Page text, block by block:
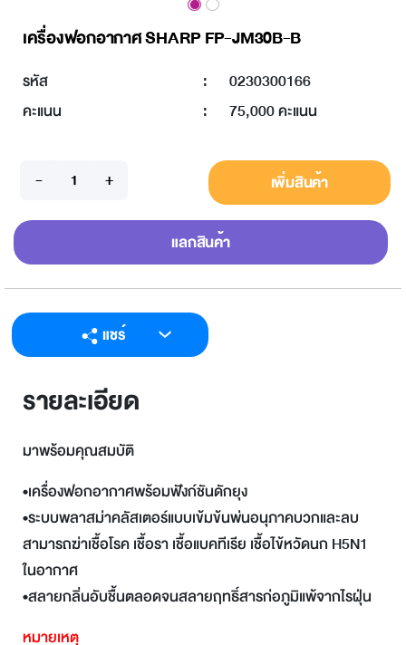
เครื่องฟอกอากาศ SHARP FP-JM30B-B
รหัส :
0230300166
คะแนน
: 75,000 คะแนน
เพิ่มสินค้า
แลกสินค้า
แชร์
Facebook
Email
รายละเอียด
มาพร้อมคุณสมบัติ
•เครื่องฟอกอากาศพร้อมฟังก์ชันดักยุง
•ระบบพลาสม่าคลัสเตอร์แบบเข้มข้นพ่นอนุภาคบวกและลบ
สามารถฆ่าเชื้อโรค เชื้อรา เชื้อแบคทีเรีย เชื้อไข้หวัดนก H5N1
ในอากาศ
•สลายกลิ่นอับชื้นตลอดจนสลายฤทธิ์สารก่อภูมิแพ้จากไรฝุ่น
หมายเหตุ